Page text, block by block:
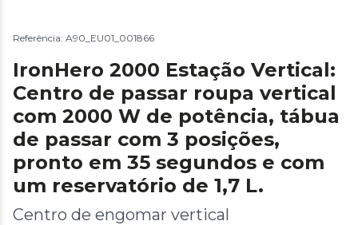
Referência: A90_EU01_001866
IronHero 2000 Estação Vertical:
Centro de passar roupa vertical
com 2000 W de potência, tábua
de passar com 3 posições,
pronto em 35 segundos e com
um reservatório de 1,7 L.
Centro de engomar vertical